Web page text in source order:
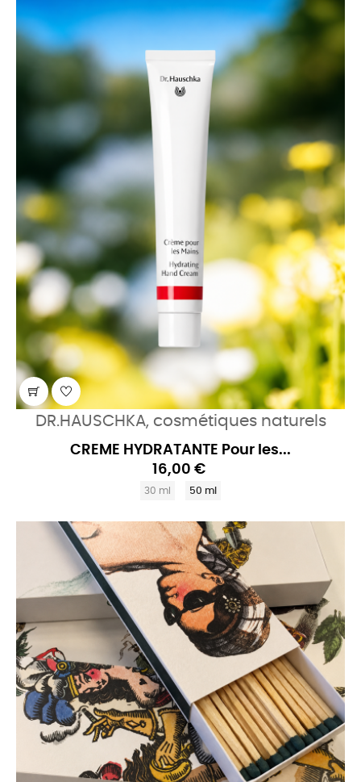
DR.HAUSCHKA, cosmétiques naturels
CREME HYDRATANTE Pour les...
16,00 €
30 ml 50 ml